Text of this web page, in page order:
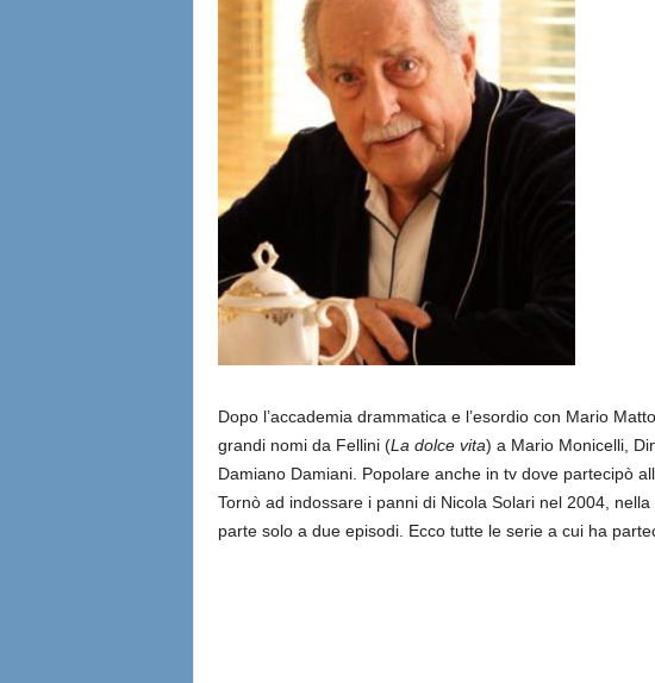
Dopo l’accademia drammatica e l’esordio con Mario
grandi nomi da Fellini (La dolce vita) a Mario Monicelli,
Damiano Damiani. Popolare anche in tv dove partecipò
Tornò ad indossare i panni di Nicola Solari nel 2004,
parte solo a due episodi. Ecco tutte le serie a cui ha